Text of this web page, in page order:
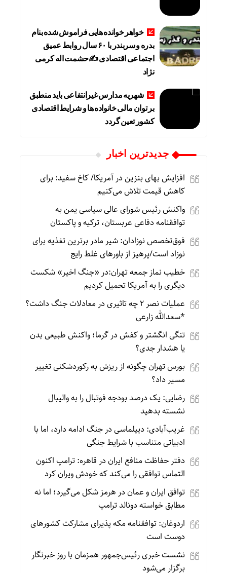
خواهر خوانده هایی فراموش شده بنام
بدره و سربندر با ۶۰ سال روابط عمیق
اجتماعی اقتصادی ✍حشمت اله کرمی
نژاد
شهریه مدارس غیرانتفاعی باید منطبق
بر توان مالی خانواده ها و شرایط اقتصادی
کشور تعین گردد
جديدترين اخبار
افزایش بهای بنزین در آمریکا/ کاخ سفید: برای
کاهش قیمت تلاش می‌کنیم
واکنش رئیس شورای عالی سیاسی یمن به
توافقنامه دفاعی عربستان، ترکیه و پاکستان
فوق‌تخصص نوزادان: شیر مادر برترین تغذیه برای
نوزاد است/پرهیز از باورهای غلط رایج
خطیب نماز جمعه تهران:در «جنگ اخیر» شکست
دیگری را به آمریکا تحمیل کردیم
عملیات نصر ۲ چه تاثیری در معادلات جنگ داشت؟
*سعدالله زارعی
تنگی انگشتر و کفش در گرما؛ واکنش طبیعی بدن
یا هشدار جدی؟
بورس تهران چگونه از ریزش به رکوردشکنی تغییر
مسیر داد؟
رضایی: یک درصد بودجه فوتبال را به والیبال
نشسته بدهید
غریب‌آبادی: دیپلماسی در جنگ ادامه دارد، اما با
ادبیاتی متناسب با شرایط جنگی
دفتر حفاظت منافع ایران در قاهره: ترامپ اکنون
التماس توافقی را می‌کند که خودش ویران کرد
توافق ایران و عمان در هرمز شکل می‌گیرد؛ اما نه
مطابق خواسته دونالد ترامپ
اردوغان: توافقنامه مکه پذیرای مشارکت کشورهای
دوست است
نشست خبری رئیس‌جمهور همزمان با روز خبرنگار
برگزار می‌شود